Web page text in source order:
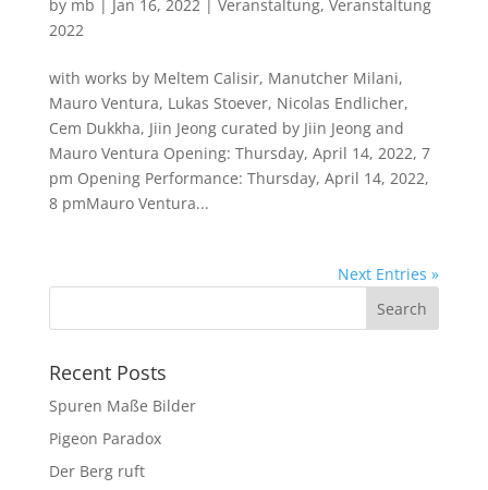
by mb | Jan 16, 2022| Veranstaltung, Veranstaltung
2022
with works by Meltem Calisir, Manutcher Milani,
Mauro Ventura, Lukas Stoever, Nicolas Endlicher,
Cem Dukkha, Jiin Jeong curated by Jiin Jeong and
Mauro Ventura Opening: Thursday, April 14, 2022, 7
pm Opening Performance: Thursday, April 14, 2022,
8 pmMauro Ventura...
Next Entries »
Recent Posts
Spuren Maße Bilder
Pigeon Paradox
Der Berg ruft